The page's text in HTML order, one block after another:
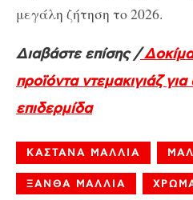
μεγάλη ζήτηση το 2026.
Διαβάστε επίσης /
προϊόντα ντεμακιγιάζ
επιδερμίδα
ΚΑΣΤΑΝΑ ΜΑΛΛΙΑ
ΞΑΝΘΑ ΜΑΛΛΙΑ